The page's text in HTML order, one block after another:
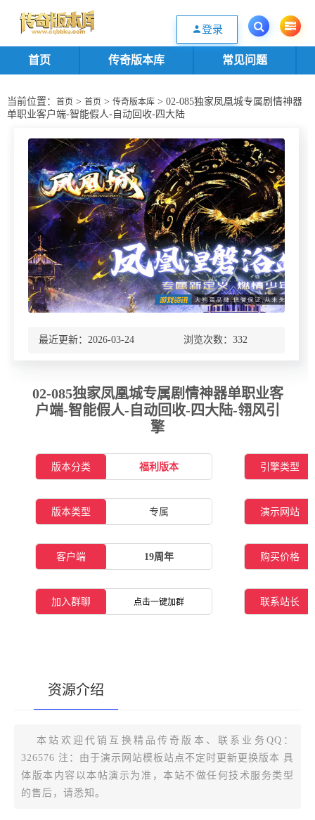
欢迎您光临传奇版本库资源下载站，一个优质的传奇版本源码基地。欢迎选购
登录
首页 传奇版本库 常见问题
当前位置： 首页 > 首页 > 传奇版本库 > 02-085独家凤凰城专属剧情神器
单职业客户端-智能假人-自动回收-四大陆
最近更新：2026-03-24 浏览次数： 332
02-085独家凤凰城专属剧情神器单职业客
户端-智能假人-自动回收-四大陆-翎风引
擎
版本分类 福利版本 引擎类型
版本类型 专属 演示网站
客户端 19周年 购买价格
加入群聊 点击一键加群 联系站长
资源介绍
[复制版本链接]
本站欢迎代销互换精品传奇版本、联系业务QQ：
326576 注：由于演示网站模板站点不定时更新更换版本 具
体版本内容以本帖演示为准，本站不做任何技术服务类型
的售后，请悉知。